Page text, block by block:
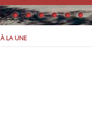
À LA UNE